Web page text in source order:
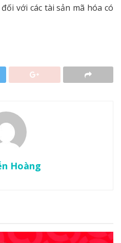
với các tài sản mã hóa có
Hoàng